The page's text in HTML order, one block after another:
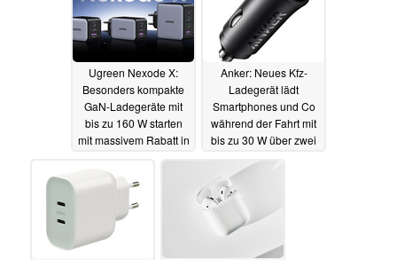
Ugreen Nexode X:
Besonders kompakte
GaN-Ladegeräte mit
bis zu 160 W starten
mit massivem Rabatt in
03.04.2024
Anker: Neues Kfz-
Ladegerät lädt
Smartphones und Co
während der Fahrt mit
bis zu 30 W über zwei
USB-Ports03.04.2024